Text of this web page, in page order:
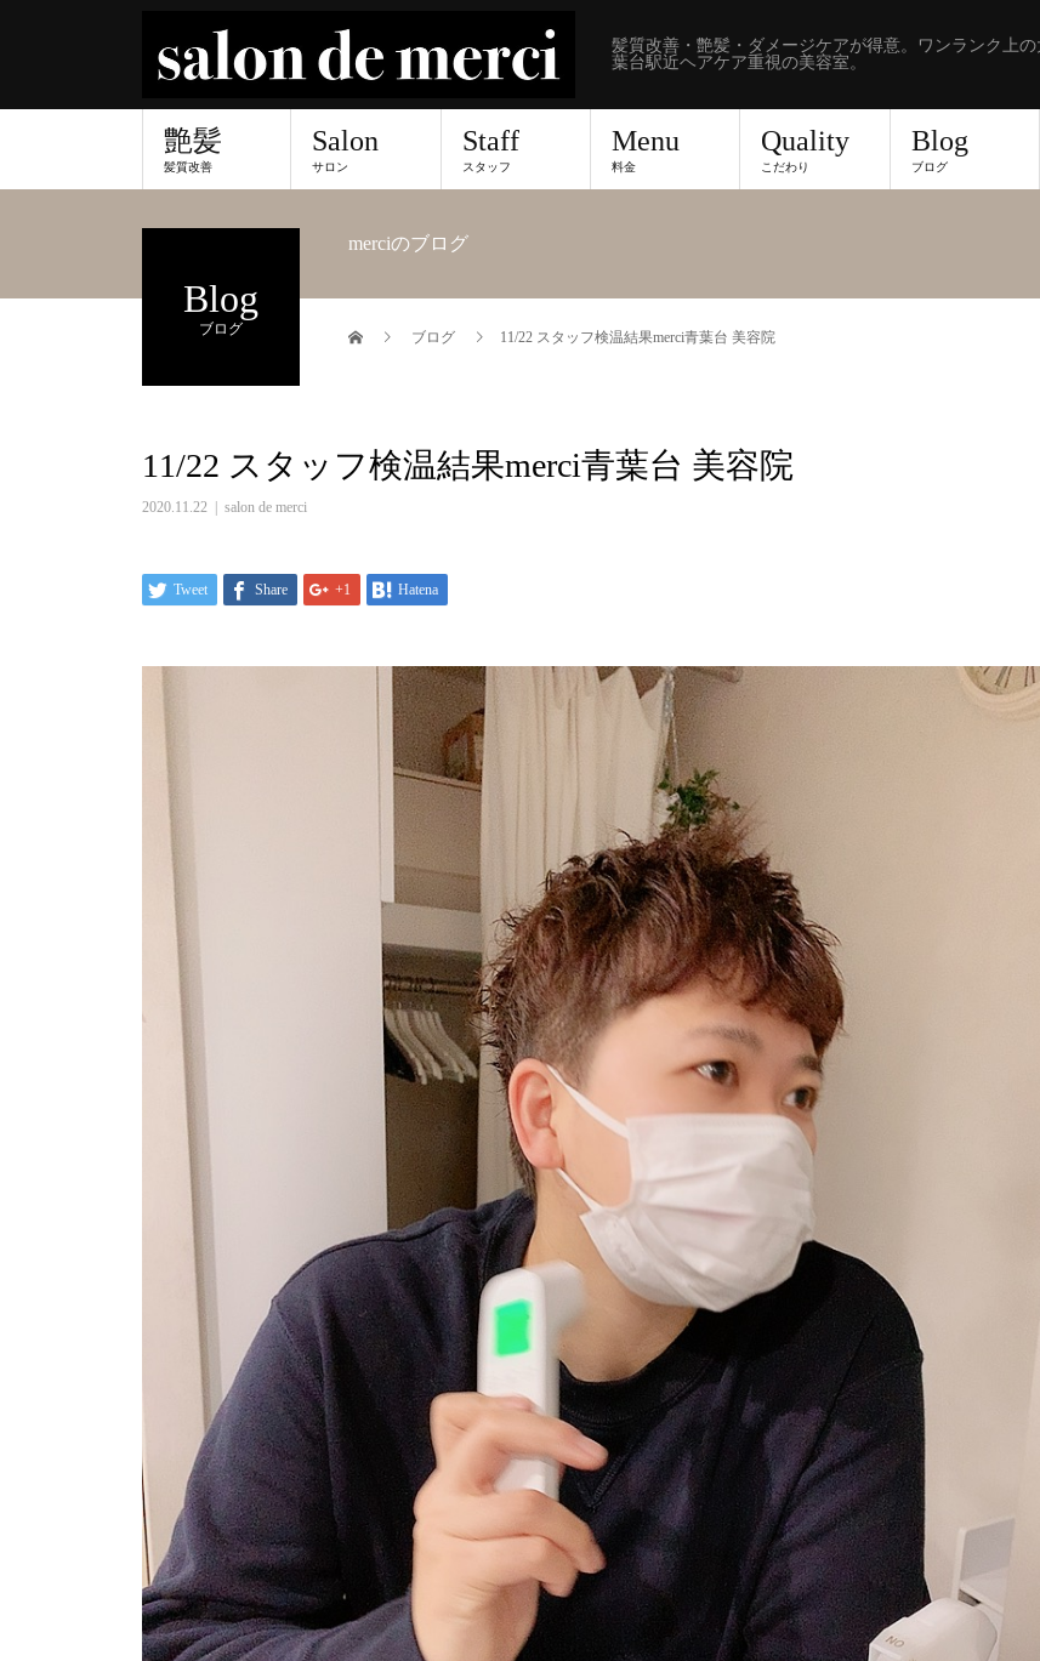
髪質改善・艶髪・ダメージケアが得意。ワンランク上
葉台駅近ヘアケア重視の美容室。
艶髪
髪質改善
Salon
サロン
Staff
スタッフ
Menu
料金
Quality
こだわり
Blog
ブログ
Blog
ブログ
merciのブログ
ブログ 11/22 スタッフ検温結果merci青葉台 美容院
11/22 スタッフ検温結果merci青葉台 美容院
2020.11.22 salon de merci
Tweet Share +1 Hatena